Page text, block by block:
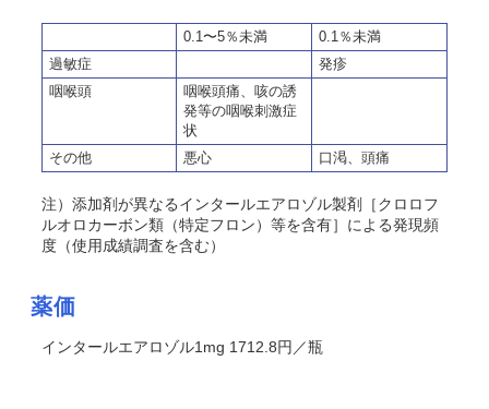
0.1〜5％未満
0.1％未満
過敏症
発疹
咽喉頭
咽喉頭痛、咳の誘
発等の咽喉刺激症
状
その他
悪心 口渇、頭痛
注）添加剤が異なるインタールエアロゾル製剤［クロロフ
ルオロカーボン類（特定フロン）等を含有］による発現頻
度（使用成績調査を含む）
薬価
インタールエアロゾル1mg 1712.8円／瓶